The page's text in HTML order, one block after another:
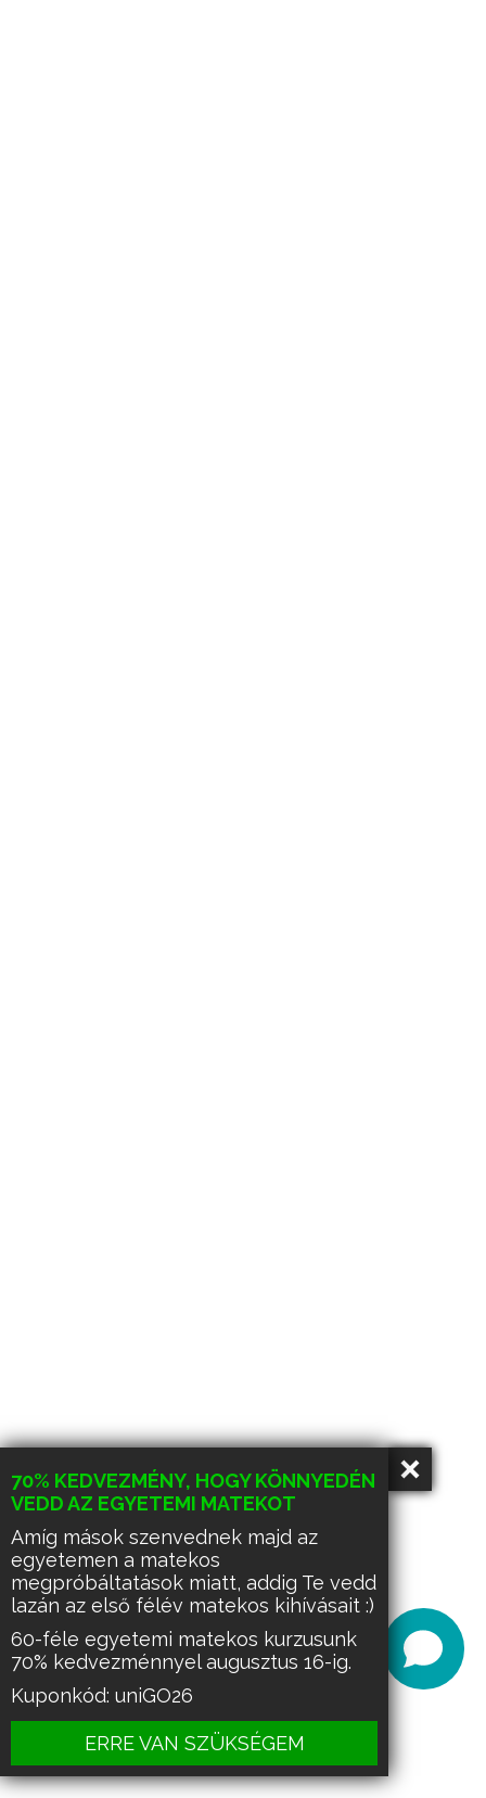
70% KEDVEZMÉNY, HOGY KÖNNYEDÉN
VEDD AZ EGYETEMI MATEKOT
Amíg mások szenvednek majd az
egyetemen a matekos
megpróbáltatások miatt, addig Te vedd
lazán az első félév matekos kihívásait :)
60-féle egyetemi matekos kurzusunk
70% kedvezménnyel augusztus 16-ig.
Kuponkód: uniGO26
ERRE VAN SZÜKSÉGEM